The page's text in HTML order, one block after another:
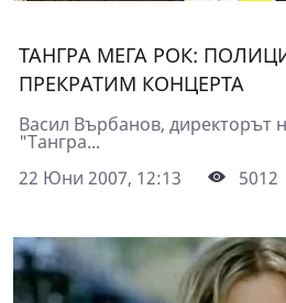
ТАНГРА МЕГА РОК:
ПРЕКРАТИМ КОНЦЕРТА
Васил Върбанов, директорът
"Тангра...
22 Юни 2007, 12:13
5012